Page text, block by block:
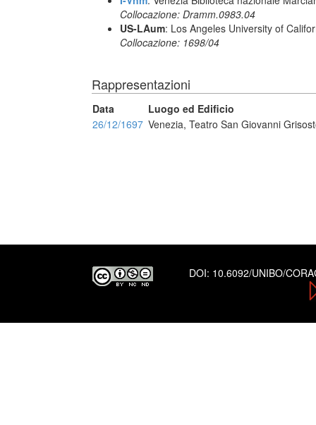
Collocazione: Dramm.0983.04
US-LAum: Los Angeles University of
Collocazione: 1698/04
Rappresentazioni
Data
Luogo ed Edificio
26/12/1697 Venezia, Teatro San Giovanni
DOI: 10.6092/UNIBO/